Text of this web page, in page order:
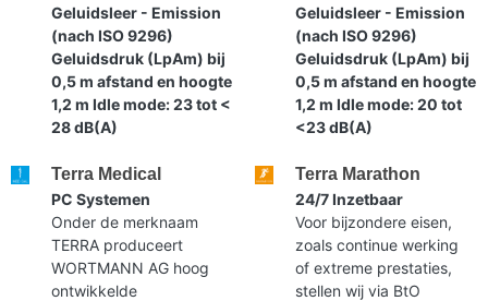
Geluidsleer - Emission
(nach ISO 9296)
Geluidsdruk (LpAm) bij
0,5 m afstand en hoogte
1,2 m Idle mode: 23 tot <
28 dB(A)
Geluidsleer - Emission
(nach ISO 9296)
Geluidsdruk (LpAm) bij
0,5 m afstand en hoogte
1,2 m Idle mode: 20 tot
<23 dB(A)
Terra Medical
PC Systemen
Onder de merknaam
TERRA produceert
WORTMANN AG hoog
ontwikkelde
Terra Marathon
24/7 Inzetbaar
Voor bijzondere eisen,
zoals continue werking
of extreme prestaties,
stellen wij via BtO